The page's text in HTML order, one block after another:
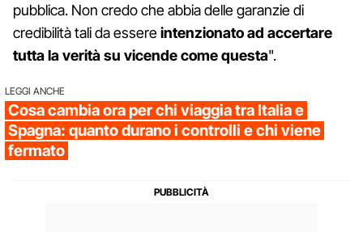
pubblica. Non credo che abbia delle garanzie di
credibilità tali da essereintenzionato ad accertare
tutta la verità su vicende come questa".
LEGGI ANCHE
Cosa cambia ora per chi viaggia tra Italia e
Spagna: quanto durano i controlli e chi viene
fermato